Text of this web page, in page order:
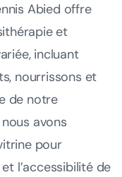
Abied offre
et
incluant
nourrissons et
de notre
nous avons
pour
l’accessibilité de